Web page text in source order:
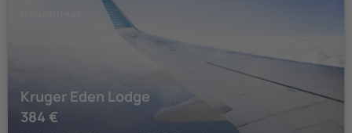
Kruger Eden Lodge
384 €